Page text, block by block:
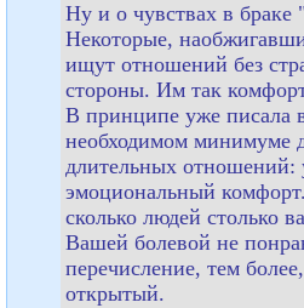
Ну и о чувствах в браке
Некоторые,
ищут отношений без
стороны. Им так
В принципе уже писала
необходимом минимуме
длительных отношений:
эмоциональный
сколько людей столько
Вашей болевой не
перечисление, тем
открытый.